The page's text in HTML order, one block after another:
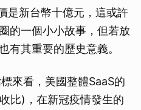
是新台幣十億元，這或許
的一個小小故事，但若放
有其重要的歷史意義。
來看，美國整體SaaS的
比)，在新冠疫情發生的